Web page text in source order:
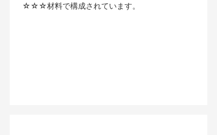
☆☆☆材料で構成されています。